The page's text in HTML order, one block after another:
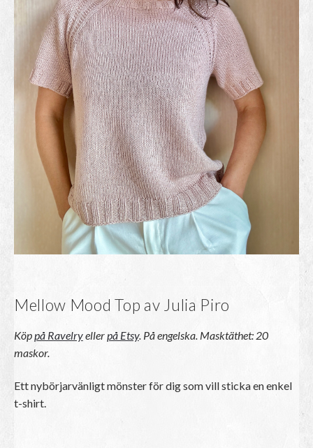
Mellow Mood Top av Julia Piro
Köppå Ravelryellerpå Etsy. På engelska. Masktäthet: 20
maskor.
Ett nybörjarvänligt mönster för dig som vill sticka en enkel
t-shirt.